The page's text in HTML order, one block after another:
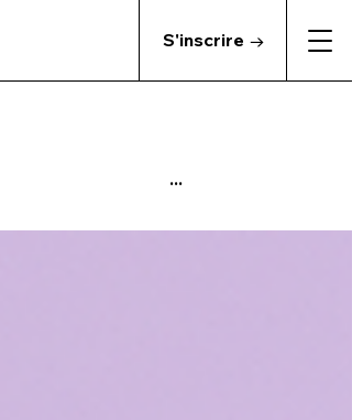
S'inscrire →
...